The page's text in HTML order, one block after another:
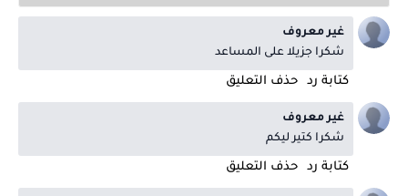
غير معروف
شكرا جزيلا على المساعد
كتابة رد حذف التعليق
غير معروف
شكرا كتير ليكم
كتابة رد حذف التعليق